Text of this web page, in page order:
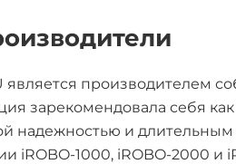
является производителем
зарекомендовала себя
и длительным
iROBO-1000, iROBO-2000